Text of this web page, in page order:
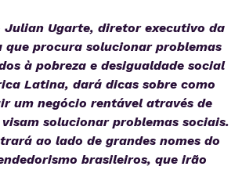
Julian Ugarte, diretor executivo da
procura solucionar problemas
à pobreza e desigualdade social
Latina, dará dicas sobre como
um negócio rentável através de
visam solucionar problemas sociais.
ao lado de grandes nomes do
brasileiros, que irão